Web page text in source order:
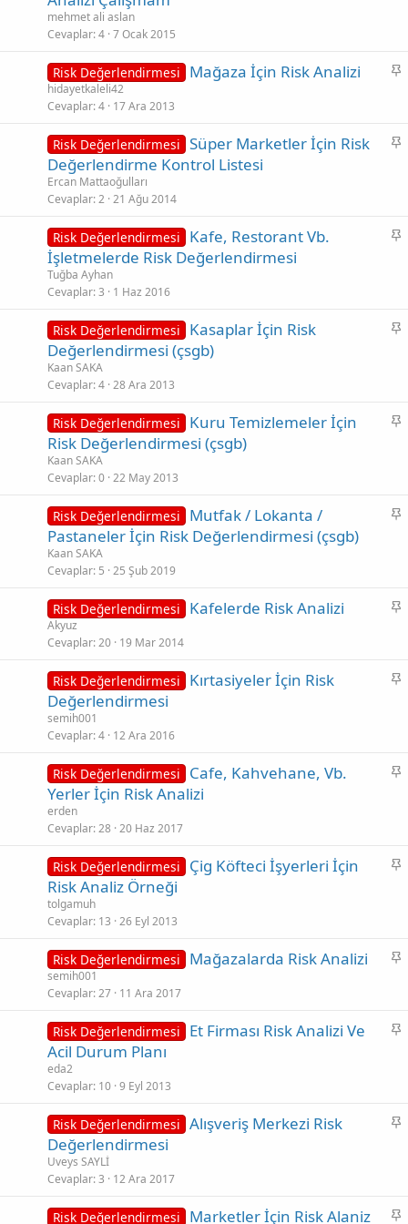
mehmet ali aslan
Cevaplar 4 7 Ocak 2015
S
t
Risk Değerlendirmesi Mağaza İçin Risk Analizi
hidayetkaleli42
Cevaplar 4 17 Ara 2013
S
Risk Değerlendirmesi Süper Marketler İçin Risk
Değerlendirme Kontrol Listesi
Ercan Mattaoğulları
Cevaplar 2 21 Ağu 2014
S
Risk Değerlendirmesi
Kafe, Restorant Vb.
İşletmelerde Risk Değerlendirmesi
Tuğba Ayhan
Cevaplar 3 1 Haz 2016
S
Risk Değerlendirmesi
Kasaplar İçin Risk
Değerlendirmesi (çsgb)
Kaan SAKA
Cevaplar 4 28 Ara 2013
S
Risk Değerlendirmesi
Kuru Temizlemeler İçin
Risk Değerlendirmesi (çsgb)
Kaan SAKA
Cevaplar 0 22 May 2013
S
Risk Değerlendirmesi
Mutfak / Lokanta /
Pastaneler İçin Risk Değerlendirmesi (çsgb)
Kaan SAKA
Cevaplar 5 25 Şub 2019
S
t
Risk Değerlendirmesi Kafelerde Risk Analizi
Akyuz
Cevaplar 20 19 Mar 2014
S
Risk Değerlendirmesi
Kırtasiyeler İçin Risk
Değerlendirmesi
semih001
Cevaplar 4 12 Ara 2016
S
Risk Değerlendirmesi
Cafe, Kahvehane, Vb.
Yerler İçin Risk Analizi
erden
Cevaplar 28 20 Haz 2017
S
Risk Değerlendirmesi
Çig Köfteci İşyerleri İçin
Risk Analiz Örneği
tolgamuh
Cevaplar 13 26 Eyl 2013
S
t
Risk Değerlendirmesi Mağazalarda Risk Analizi
semih001
Cevaplar 27 11 Ara 2017
S
Risk Değerlendirmesi
Et Firması Risk Analizi Ve
Acil Durum Planı
eda2
Cevaplar 10 9 Eyl 2013
S
Risk Değerlendirmesi Alışveriş Merkezi Risk
Değerlendirmesi
Uveys SAYLİ
Cevaplar 3 12 Ara 2017
S
Risk Değerlendirmesi
Marketler İçin Risk Alaniz